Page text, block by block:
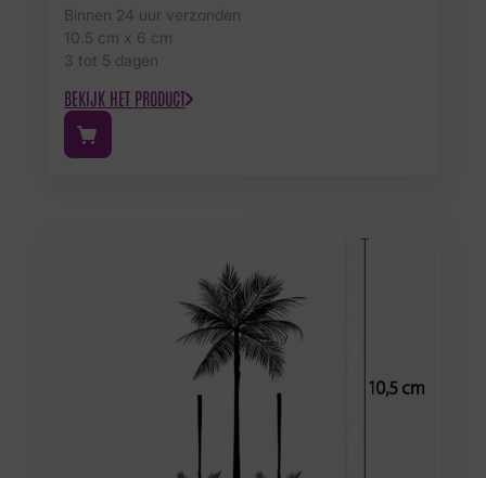
Binnen 24 uur verzonden
10.5 cm x 6 cm
3 tot 5 dagen
BEKIJK HET PRODUCT